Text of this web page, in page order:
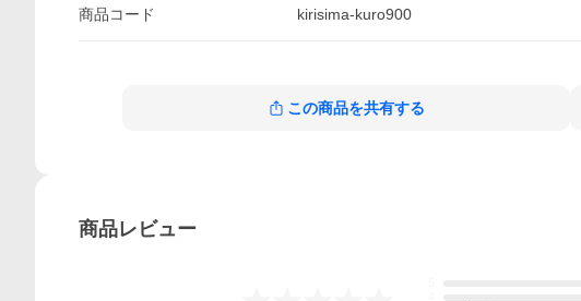
商品コード kirisima-kuro900
この商品を共有する
商品レビュー